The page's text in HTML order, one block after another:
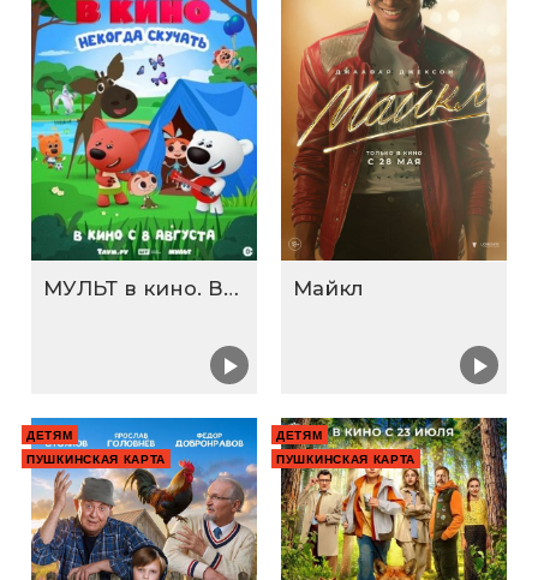
МУЛЬТ в кино. Выпуск №198. Некогда скучать Майкл
ДЕТЯМ
ПУШКИНСКАЯ КАРТА
ДЕТЯМ
ПУШКИНСКАЯ КАРТА